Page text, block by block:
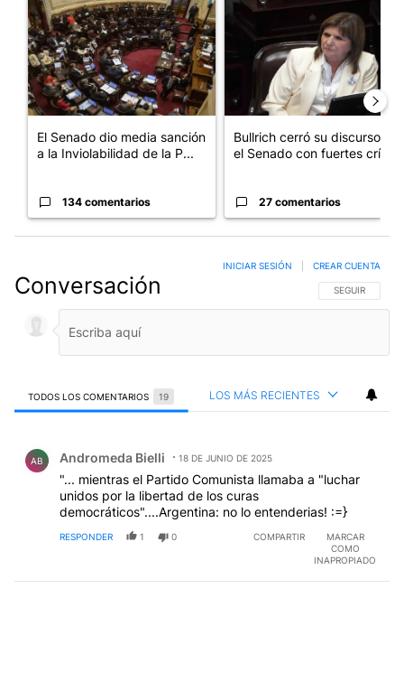
El Senado dio media sanción
a la Inviolabilidad de la P...
134 comentarios
Bullrich cerró su discurso en
el Senado con fuertes crí...
27 comentarios
Conversación SIGA ESTA
SEGUIR
INICIAR SESIÓN CREAR CUENTA
TODOS LOS COMENTARIOS 19 LOS MÁS RECIENTES
AB Andromeda Bielli 18 DE JUNIO DE 2025
"... mientras el Partido Comunista llamaba a "luchar
unidos por la libertad de los curas
democráticos"....Argentina: no lo entenderias! :=}
RESPONDER 1 0 COMPARTIR
MARCAR
COMO
INAPROPIADO